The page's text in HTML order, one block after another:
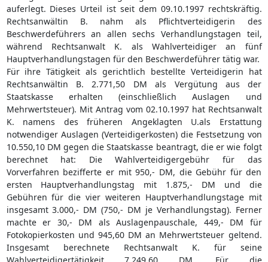
auferlegt. Dieses Urteil ist seit dem 09.10.1997 rechtskräftig.
Rechtsanwältin B. nahm als Pflichtverteidigerin des
Beschwerdeführers an allen sechs Verhandlungstagen teil,
während Rechtsanwalt K. als Wahlverteidiger an fünf
Hauptverhandlungstagen für den Beschwerdeführer tätig war.
Für ihre Tätigkeit als gerichtlich bestellte Verteidigerin hat
Rechtsanwältin B. 2.771,50 DM als Vergütung aus der
Staatskasse erhalten (einschließlich Auslagen und
Mehrwertsteuer). Mit Antrag vom 02.10.1997 hat Rechtsanwalt
K. namens des früheren Angeklagten U.als Erstattung
notwendiger Auslagen (Verteidigerkosten) die Festsetzung von
10.550,10 DM gegen die Staatskasse beantragt, die er wie folgt
berechnet hat: Die Wahlverteidigergebühr für das
Vorverfahren bezifferte er mit 950,- DM, die Gebühr für den
ersten Hauptverhandlungstag mit 1.875,- DM und die
Gebühren für die vier weiteren Hauptverhandlungstage mit
insgesamt 3.000,- DM (750,- DM je Verhandlungstag). Ferner
machte er 30,- DM als Auslagenpauschale, 449,- DM für
Fotokopierkosten und 945,60 DM an Mehrwertsteuer geltend.
Insgesamt berechnete Rechtsanwalt K. für seine
Wahlverteidigertätigkeit 7.249,60 DM. Für die